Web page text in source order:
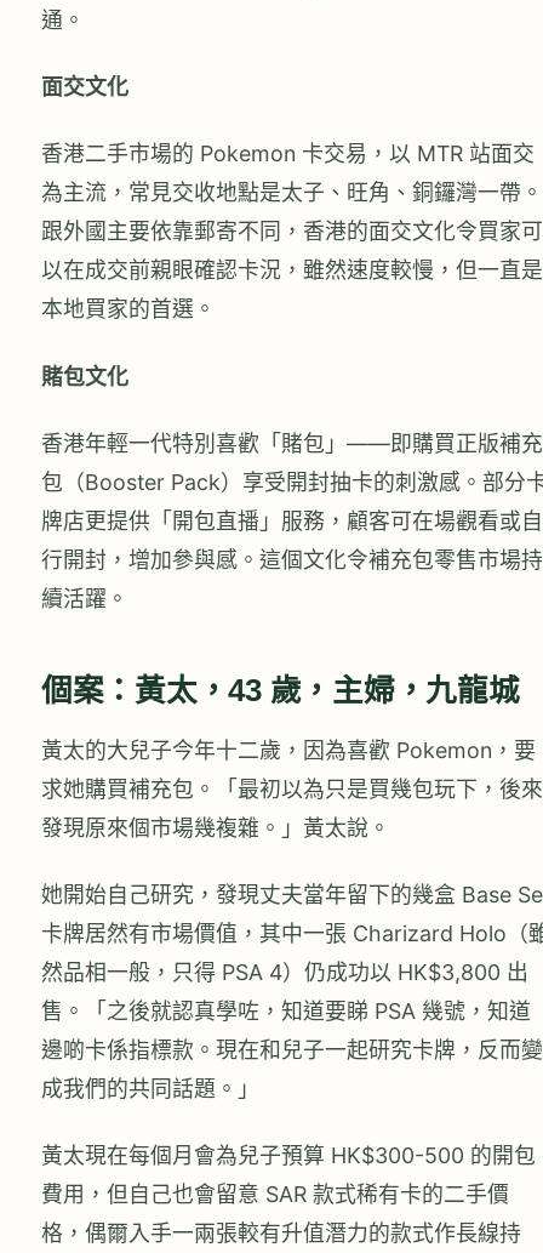
通。
面交文化
香港二手市場的 Pokemon 卡交易，以 MTR 站面交
為主流，常見交收地點是太子、旺角、銅鑼灣一帶。
跟外國主要依靠郵寄不同，香港的面交文化令買家可
以在成交前親眼確認卡況，雖然速度較慢，但一直是
本地買家的首選。
賭包文化
香港年輕一代特別喜歡「賭包」——即購買正版補充
包（Booster Pack）享受開封抽卡的刺激感。部分
牌店更提供「開包直播」服務，顧客可在場觀看或自
行開封，增加參與感。這個文化令補充包零售市場持
續活躍。
個案：黃太，43 歲，主婦，九龍城
黃太的大兒子今年十二歲，因為喜歡 Pokemon，要
求她購買補充包。「最初以為只是買幾包玩下，後來
發現原來個市場幾複雜。」黃太說。
她開始自己研究，發現丈夫當年留下的幾盒 Base
卡牌居然有市場價值，其中一張 Charizard Holo（
然品相一般，只得 PSA 4）仍成功以 HK$3,800 出
售。「之後就認真學咗，知道要睇 PSA 幾號，知道
邊啲卡係指標款。現在和兒子一起研究卡牌，反而變
成我們的共同話題。」
黃太現在每個月會為兒子預算 HK$300-500 的開包
費用，但自己也會留意 SAR 款式稀有卡的二手價
格，偶爾入手一兩張較有升值潛力的款式作長線持